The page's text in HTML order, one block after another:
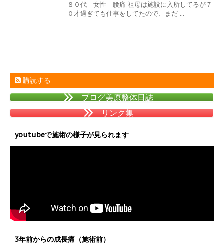
８０代 女性 腰痛 祖母は施設に入所してるが７
０才過ぎても仕事をしてたので、まだ ...
購読する
ブログ美原整体日誌
リンク集
youtubeで施術の様子が見られます
3年前からの成長痛（施術前）